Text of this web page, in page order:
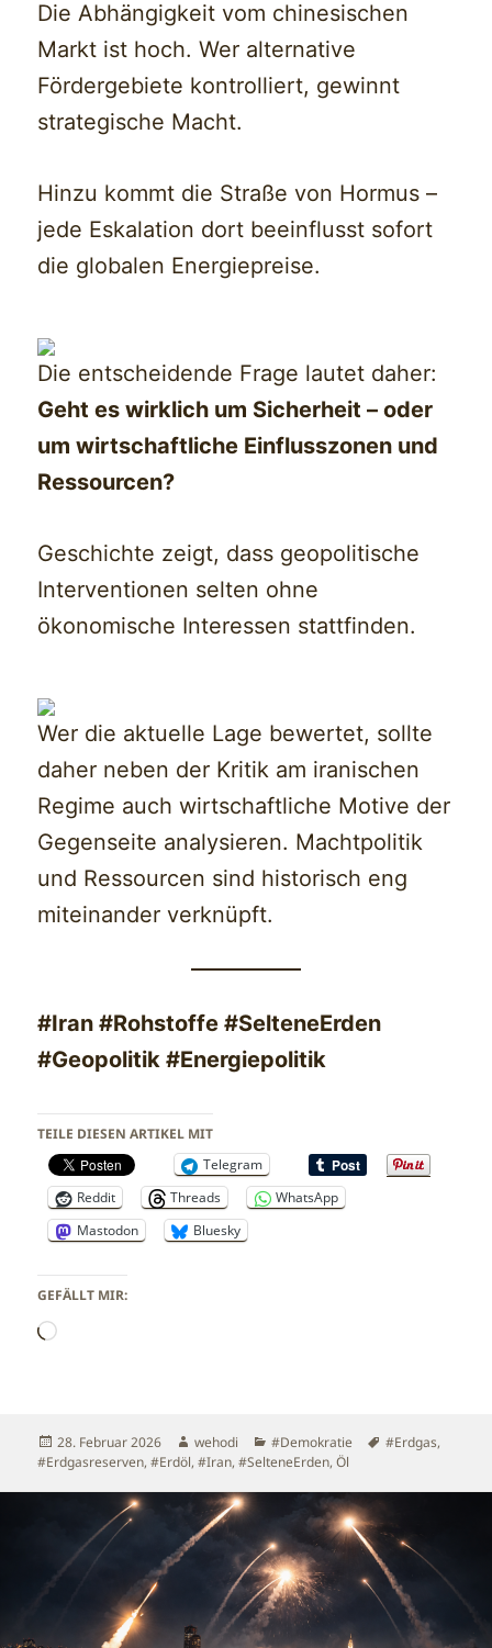
Die Abhängigkeit vom chinesischen
Markt ist hoch. Wer alternative
Fördergebiete kontrolliert, gewinnt
strategische Macht.
Hinzu kommt die Straße von Hormus –
jede Eskalation dort beeinflusst sofort
die globalen Energiepreise.
Die entscheidende Frage lautet daher:
Geht es wirklich um Sicherheit – oder
um wirtschaftliche Einflusszonen und
Ressourcen?
Geschichte zeigt, dass geopolitische
Interventionen selten ohne
ökonomische Interessen stattfinden.
Wer die aktuelle Lage bewertet, sollte
daher neben der Kritik am iranischen
Regime auch wirtschaftliche Motive der
Gegenseite analysieren. Machtpolitik
und Ressourcen sind historisch eng
miteinander verknüpft.
#Iran #Rohstoffe #SelteneErden
#Geopolitik #Energiepolitik
TEILE DIESEN ARTIKEL MIT
Telegram
Reddit
Threads
WhatsApp
Mastodon
Bluesky
GEFÄLLT MIR:
Wird
Veröffentlicht
am
28. Februar 2026 Autor
wehodi Kategorien
#Demokratie Schlagwörter
#Erdgas,
#Erdgasreserven,#Erdöl,#Iran,#SelteneErden,Öl